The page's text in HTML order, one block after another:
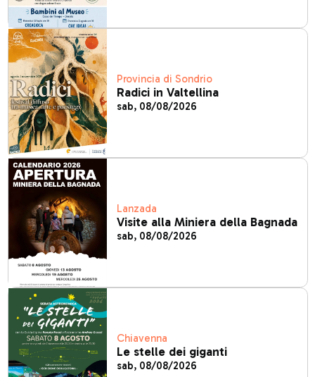
Provincia di Sondrio
Radici in Valtellina
sab, 08/08/2026
Lanzada
Visite alla Miniera della Bagnada
sab, 08/08/2026
Chiavenna
Le stelle dei giganti
sab, 08/08/2026